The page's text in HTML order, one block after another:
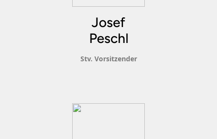
Josef
Peschl
Stv. Vorsitzender